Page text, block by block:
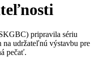
pripravila sériu
na udržateľnú výstavbu pre
pečať.